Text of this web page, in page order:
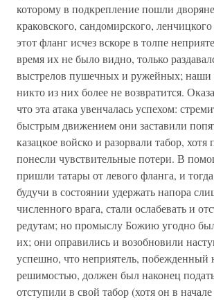
которому в подкрепление пошли
краковского, сандомирского,
этот фланг исчез вскоре в толпе
время их не было видно, только
выстрелов пушечных и ружейных; наши
никто из них более не возвратится.
что эта атака увенчалась успехом:
быстрым движением они заставили
казацкое войско и разорвали табор,
понесли чувствительные потери. В
пришли татары от левого фланга, и
будучи в состоянии удержать напора
численного врага, стали ослабевать и
редутам; но промыслу Божию угодно
их; они оправились и возобновили
успешно, что неприятель,
решимостью, должен был наконец
отступили в свой табор (хотя он в